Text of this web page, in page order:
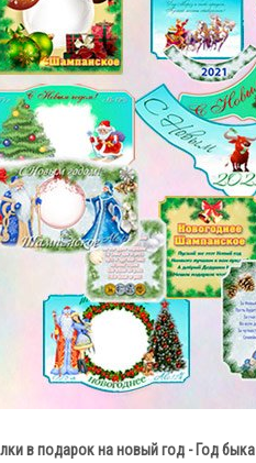
в подарок на новый год - Год быка